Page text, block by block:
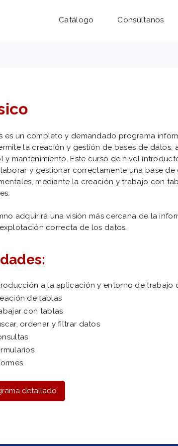
Catálogo Consúltanos
es un completo y demandado programa
la creación y gestión de bases de datos,
y mantenimiento. Este curso de nivel
y gestionar correctamente una base de
mediante la creación y trabajo con
adquirirá una visión más cercana de la
correcta de los datos.
a la aplicación y entorno de trabajo
de tablas
con tablas
ordenar y filtrar datos
detallado